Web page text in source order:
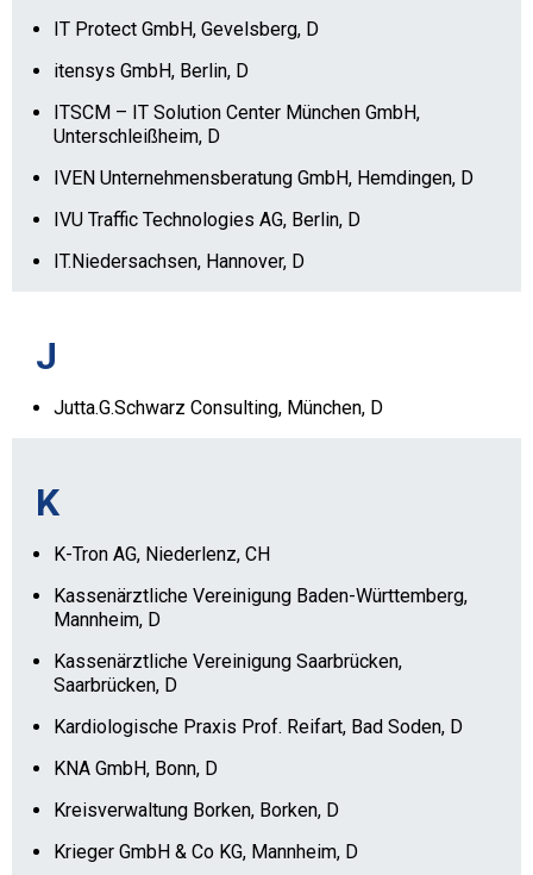
IT Protect GmbH, Gevelsberg, D
itensys GmbH, Berlin, D
ITSCM – IT Solution Center München GmbH,
Unterschleißheim, D
IVEN Unternehmensberatung GmbH, Hemdingen, D
IVU Traffic Technologies AG, Berlin, D
IT.Niedersachsen, Hannover, D
J
Jutta.G.Schwarz Consulting, München, D
K
K-Tron AG, Niederlenz, CH
Kassenärztliche Vereinigung Baden-Württemberg,
Mannheim, D
Kassenärztliche Vereinigung Saarbrücken,
Saarbrücken, D
Kardiologische Praxis Prof. Reifart, Bad Soden, D
KNA GmbH, Bonn, D
Kreisverwaltung Borken, Borken, D
Krieger GmbH & Co KG, Mannheim, D